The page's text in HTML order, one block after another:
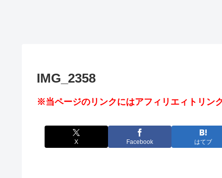
IMG_2358
※当ページのリンクにはアフィリエィトリン
X Facebook はてブ